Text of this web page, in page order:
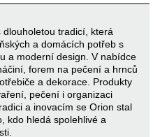
tradicí, která
a domácích potřeb s
a moderní design. V nabídce
forem na pečení a hrnců
a dekorace. Produkty
pečení i organizaci
a inovacím se Orion stal
kdo hledá spolehlivé a